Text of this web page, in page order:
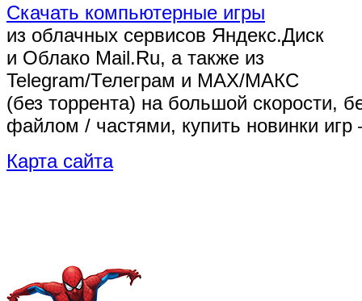
Скачать компьютерные игры
из облачных сервисов Яндекс.Диск
и Облако Mail.Ru, а также из
Telegram/Телеграм и MAX/МАКС
(без торрента) на большой скорости,
файлом / частями, купить новинки
Карта сайта